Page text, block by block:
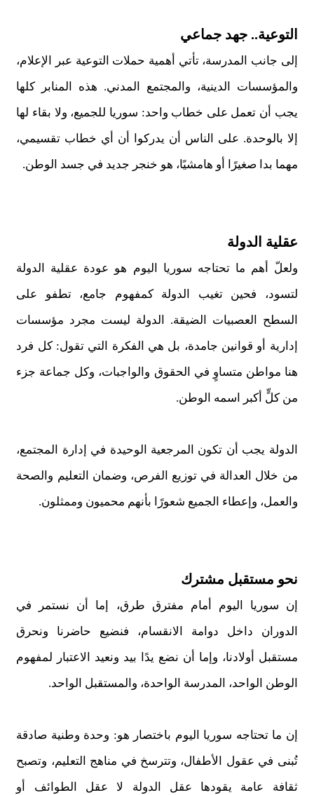
التوعية.. جهد جماعي
إلى جانب المدرسة، تأتي أهمية حملات التوعية عبر الإعلام،
والمؤسسات الدينية، والمجتمع المدني. هذه المنابر كلها
يجب أن تعمل على خطاب واحد: سوريا للجميع، ولا بقاء لها
إلا بالوحدة. على الناس أن يدركوا أن أي خطاب تقسيمي،
مهما بدا صغيرًا أو هامشيًا، هو خنجر جديد في جسد الوطن.
عقلية الدولة
ولعلّ أهم ما تحتاجه سوريا اليوم هو عودة عقلية الدولة
لتسود، فحين تغيب الدولة كمفهوم جامع، تطفو على
السطح العصبيات الضيقة. الدولة ليست مجرد مؤسسات
إدارية أو قوانين جامدة، بل هي الفكرة التي تقول: كل فرد
هنا مواطن متساوٍ في الحقوق والواجبات، وكل جماعة جزء
من كلٍّ أكبر اسمه الوطن.
الدولة يجب أن تكون المرجعية الوحيدة في إدارة المجتمع،
من خلال العدالة في توزيع الفرص، وضمان التعليم والصحة
والعمل، وإعطاء الجميع شعورًا بأنهم محميون وممثلون.
نحو مستقبل مشترك
إن سوريا اليوم أمام مفترق طرق، إما أن نستمر في
الدوران داخل دوامة الانقسام، فنضيع حاضرنا ونحرق
مستقبل أولادنا، وإما أن نضع يدًا بيد ونعيد الاعتبار لمفهوم
الوطن الواحد، المدرسة الواحدة، والمستقبل الواحد.
إن ما تحتاجه سوريا اليوم باختصار هو: وحدة وطنية صادقة
تُبنى في عقول الأطفال، وتترسخ في مناهج التعليم، وتصبح
ثقافة عامة يقودها عقل الدولة لا عقل الطوائف أو